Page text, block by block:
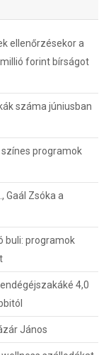
ellenőrzésekor a
forint bírságot
száma júniusban
programok
Gaál Zsóka a
buli: programok
4,0
János